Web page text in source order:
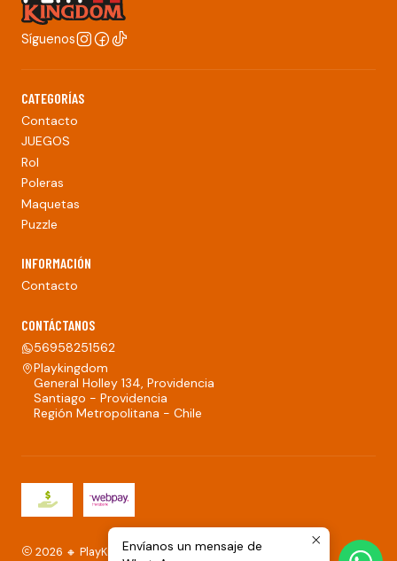
Síguenos
CATEGORÍAS
Contacto
JUEGOS
Rol
Poleras
Maquetas
Puzzle
INFORMACIÓN
Contacto
CONTÁCTANOS
56958251562
Playkingdom
General Holley 134, Providencia
Santiago - Providencia
Región Metropolitana - Chile
2026 🔸 PlayKingdom.Envíanos un mensaje de